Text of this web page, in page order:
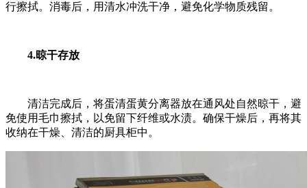
行擦拭。消毒后，用清水冲洗干净，避免化学物质残留。
4.晾干存放
清洁完成后，将蛋清蛋黄分离器放在通风处自然晾干，避
免使用毛巾擦拭，以免留下纤维或水渍。确保干燥后，再将其
收纳在干燥、清洁的厨具柜中。